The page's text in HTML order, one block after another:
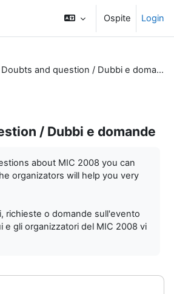
Ospite Login
Doubts and question / Dubbi e domande
/ Dubbi e domande
about MIC 2008 you can
organizators will help you very
richieste o domande sull'evento
e gli organizzatori del MIC 2008 vi